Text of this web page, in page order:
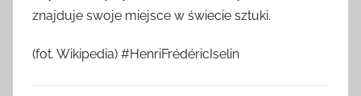
znajduje swoje miejsce w świecie sztuki.
(fot. Wikipedia) #HenriFrédéricIselin